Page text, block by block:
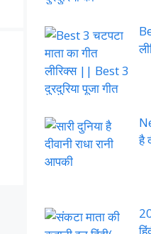
है